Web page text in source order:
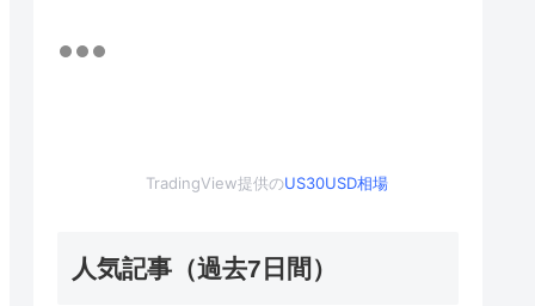
TradingView提供のUS30USD相場
人気記事（過去7日間）